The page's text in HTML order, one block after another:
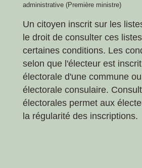
administrative (Première ministre)
Un citoyen inscrit sur les
le droit de consulter ces
certaines conditions. Les
selon que l'électeur est
électorale d'une commune
électorale consulaire.
électorales permet aux
la régularité des inscriptions.